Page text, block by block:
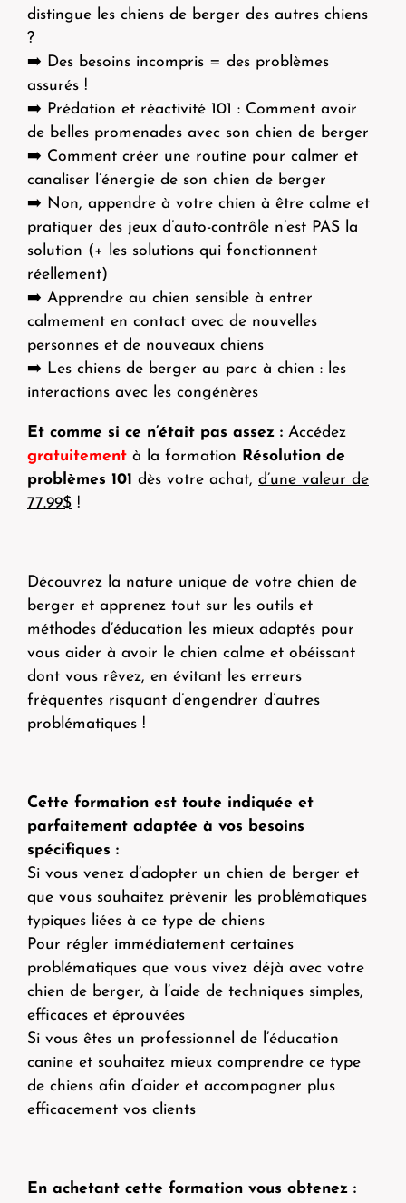
distingue les chiens de berger des autres chiens
?
➡️ Des besoins incompris = des problèmes
assurés !
➡️ Prédation et réactivité 101 : Comment avoir
de belles promenades avec son chien de berger
➡️ Comment créer une routine pour calmer et
canaliser l’énergie de son chien de berger
➡️ Non, appendre à votre chien à être calme et
pratiquer des jeux d’auto-contrôle n’est PAS la
solution (+ les solutions qui fonctionnent
réellement)
➡️ Apprendre au chien sensible à entrer
calmement en contact avec de nouvelles
personnes et de nouveaux chiens
➡️ Les chiens de berger au parc à chien : les
interactions avec les congénères
Et comme si ce n’était pas assez : Accédez
gratuitement à la formation
Résolution de
problèmes 101 dès votre achat, d’une valeur de
77.99$ !
Découvrez la nature unique de votre chien de
berger et apprenez tout sur les outils et
méthodes d’éducation les mieux adaptés pour
vous aider à avoir le chien calme et obéissant
dont vous rêvez, en évitant les erreurs
fréquentes risquant d’engendrer d’autres
problématiques !
Cette formation est toute indiquée et
parfaitement adaptée à vos besoins
spécifiques :
Si vous venez d’adopter un chien de berger et
que vous souhaitez prévenir les problématiques
typiques liées à ce type de chiens
Pour régler immédiatement certaines
problématiques que vous vivez déjà avec votre
chien de berger, à l’aide de techniques simples,
efficaces et éprouvées
Si vous êtes un professionnel de l’éducation
canine et souhaitez mieux comprendre ce type
de chiens afin d’aider et accompagner plus
efficacement vos clients
En achetant cette formation vous obtenez :